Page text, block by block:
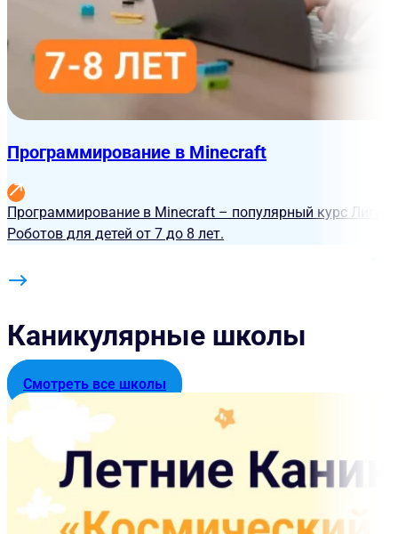
Программирование в Minecraft
Программирование в Minecraft – популярный курс Лиги
Роботов для детей от 7 до 8 лет.
Каникулярные школы
Смотреть все школы